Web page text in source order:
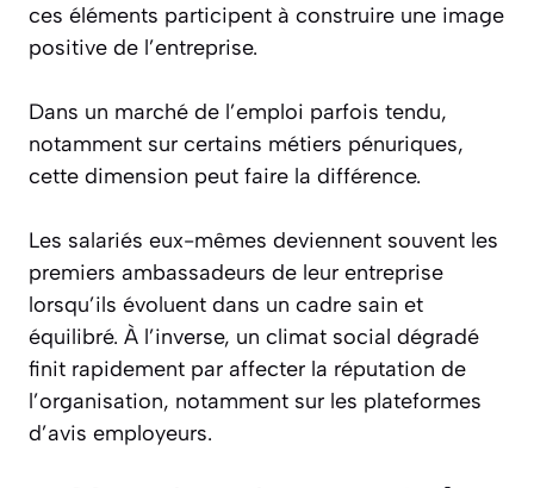
ces éléments participent à construire une image
positive de l’entreprise.
Dans un marché de l’emploi parfois tendu,
notamment sur certains métiers pénuriques,
cette dimension peut faire la différence.
Les salariés eux-mêmes deviennent souvent les
premiers ambassadeurs de leur entreprise
lorsqu’ils évoluent dans un cadre sain et
équilibré. À l’inverse, un climat social dégradé
finit rapidement par affecter la réputation de
l’organisation, notamment sur les plateformes
d’avis employeurs.